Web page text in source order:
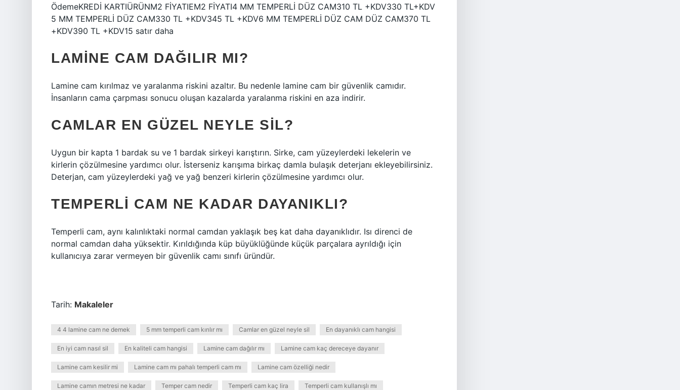
ÖdemeKREDİ KARTIÜRÜNM2 FİYATIEM2 FİYATI4 MM TEMPERLİ DÜZ CAM310 TL +KDV330 TL+KDV
5 MM TEMPERLİ DÜZ CAM330 TL +KDV345 TL +KDV6 MM TEMPERLİ DÜZ CAM DÜZ CAM370 TL
+KDV390 TL +KDV15 satır daha
LAMINE CAM DAĞILIR MI?
Lamine cam kırılmaz ve yaralanma riskini azaltır. Bu nedenle lamine cam bir güvenlik camıdır.
İnsanların cama çarpması sonucu oluşan kazalarda yaralanma riskini en aza indirir.
CAMLAR EN GÜZEL NEYLE SIL?
Uygun bir kapta 1 bardak su ve 1 bardak sirkeyi karıştırın. Sirke, cam yüzeylerdeki lekelerin ve
kirlerin çözülmesine yardımcı olur. İsterseniz karışıma birkaç damla bulaşık deterjanı ekleyebilirsiniz.
Deterjan, cam yüzeylerdeki yağ ve yağ benzeri kirlerin çözülmesine yardımcı olur.
TEMPERLI CAM NE KADAR DAYANIKLI?
Temperli cam, aynı kalınlıktaki normal camdan yaklaşık beş kat daha dayanıklıdır. Isı direnci de
normal camdan daha yüksektir. Kırıldığında küp büyüklüğünde küçük parçalara ayrıldığı için
kullanıcıya zarar vermeyen bir güvenlik camı sınıfı üründür.
Tarih: Makaleler
4 4 lamine cam ne demek 5 mm temperli cam kırılır mı Camlar en güzel neyle sil En dayanıklı cam hangisi
En iyi cam nasıl sil En kaliteli cam hangisi Lamine cam dağılır mı Lamine cam kaç dereceye dayanır
Lamine cam kesilir mi Lamine cam mı pahalı temperli cam mı Lamine cam özelliği nedir
Lamine camın metresi ne kadar Temper cam nedir Temperli cam kaç lira Temperli cam kullanışlı mı